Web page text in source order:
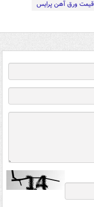
قیمت ورق آهن پرایس